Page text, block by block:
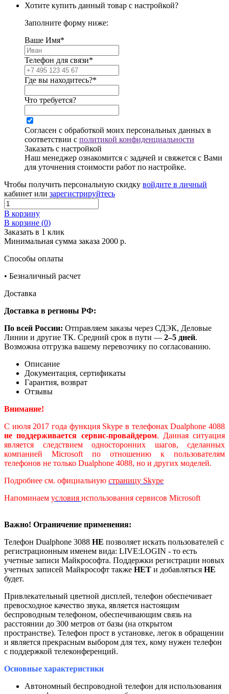
Хотите купить данный товар с настройкой?
Заполните форму ниже:
Ваше Имя*
Телефон для связи*
Где вы находитесь?*
Что требуется?
Согласен с обработкой моих персональных данных в
соответствии с политикой конфиденциальности
Заказать с настройкой
Наш менеджер ознакомится с задачей и свяжется с Вами
для уточнения стоимости работ по настройке.
Чтобы получить персональную скидку войдите в личный
кабинет или зарегистрируйтесь
В корзину
В корзине (0)
Заказать в 1 клик
Минимальная сумма заказа 2000 р.
Способы оплаты
• Безналичный расчет
Доставка
Доставка в регионы РФ:
По всей России: Отправляем заказы через СДЭК, Деловые
Линии и другие ТК. Средний срок в пути — 2–5 дней.
Возможна отгрузка вашему перевозчику по согласованию.
Описание
Документация, сертификаты
Гарантия, возврат
Отзывы
Внимание!
С июля 2017 года функция Skype в телефонах Dualphone 4088
не поддерживается сервис-провайдером. Данная ситуация
является следствием односторонних шагов, сделанных
компанией Microsoft по отношению к пользователям
телефонов не только Dualphone 4088, но и других моделей.
Подробнее см. официальную страницу Skype
Напоминаем условия использования сервисов Microsoft
Важно! Ограничение применения:
Телефон Dualphone 3088 НЕ позволяет искать пользователей с
регистрационным именем вида: LIVE:LOGIN - то есть
учетные записи Майкрософта. Поддержки регистрации новых
учетных записей Майкрософт также НЕТ и добавляться НЕ
будет.
Привлекательный цветной дисплей, телефон обеспечивает
превосходное качество звука, является настоящим
беспроводным телефоном, обеспечивающим связь на
расстоянии до 300 метров от базы (на открытом
пространстве). Телефон прост в установке, легок в обращении
и является прекрасным выбором для тех, кому нужен телефон
с поддержкой телеконференций.
Основные характеристики
Автономный беспроводной телефон для использования